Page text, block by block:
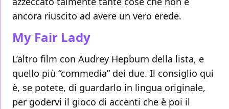
ancora riuscito ad avere un vero erede.
My Fair Lady
L’altro film con Audrey Hepburn della lista, e
quello più “commedia” dei due. Il consiglio qui
è, se potete, di guardarlo in lingua originale,
per godervi il gioco di accenti che è poi il